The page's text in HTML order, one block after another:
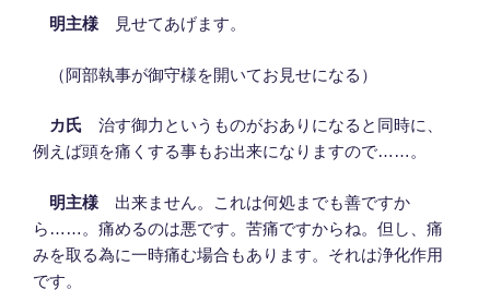
明主様見せてあげます。
（阿部執事が御守様を開いてお見せになる）
カ氏 治す御力というものがおありになると同時に、
例えば頭を痛くする事もお出来になりますので……。
明主様 出来ません。これは何処までも善ですか
ら……。痛めるのは悪です。苦痛ですからね。但し、痛
みを取る為に一時痛む場合もあります。それは浄化作用
です。